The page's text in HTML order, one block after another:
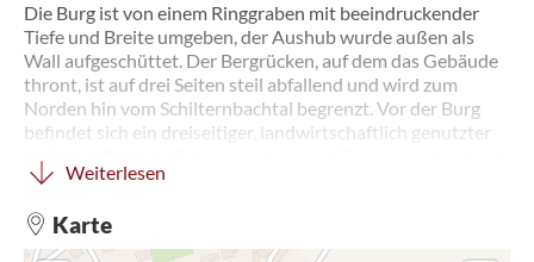
Die Burg ist von einem Ringgraben mit beeindruckender
Tiefe und Breite umgeben, der Aushub wurde außen als
Wall aufgeschüttet. Der Bergrücken, auf dem das Gebäude
thront, ist auf drei Seiten steil abfallend und wird zum
Norden hin vom Schilternbachtal begrenzt. Vor der Burg
befindet sich ein dreiseitiger, landwirtschaftlich genutzter
Hof, der offensichtlich als Vorburg und Burggut gedient hat.
Das Bild der Anlage prägen vor allem späte Bauten aus
Jahrhundert.
Weiterlesen
Karte